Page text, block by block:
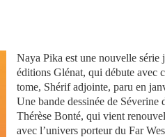
Naya Pika est une nouvelle série
éditions Glénat, qui débute avec
tome, Shérif adjointe, paru en
Une bande dessinée de Séverine
Thérèse Bonté, qui vient
avec l’univers porteur du Far